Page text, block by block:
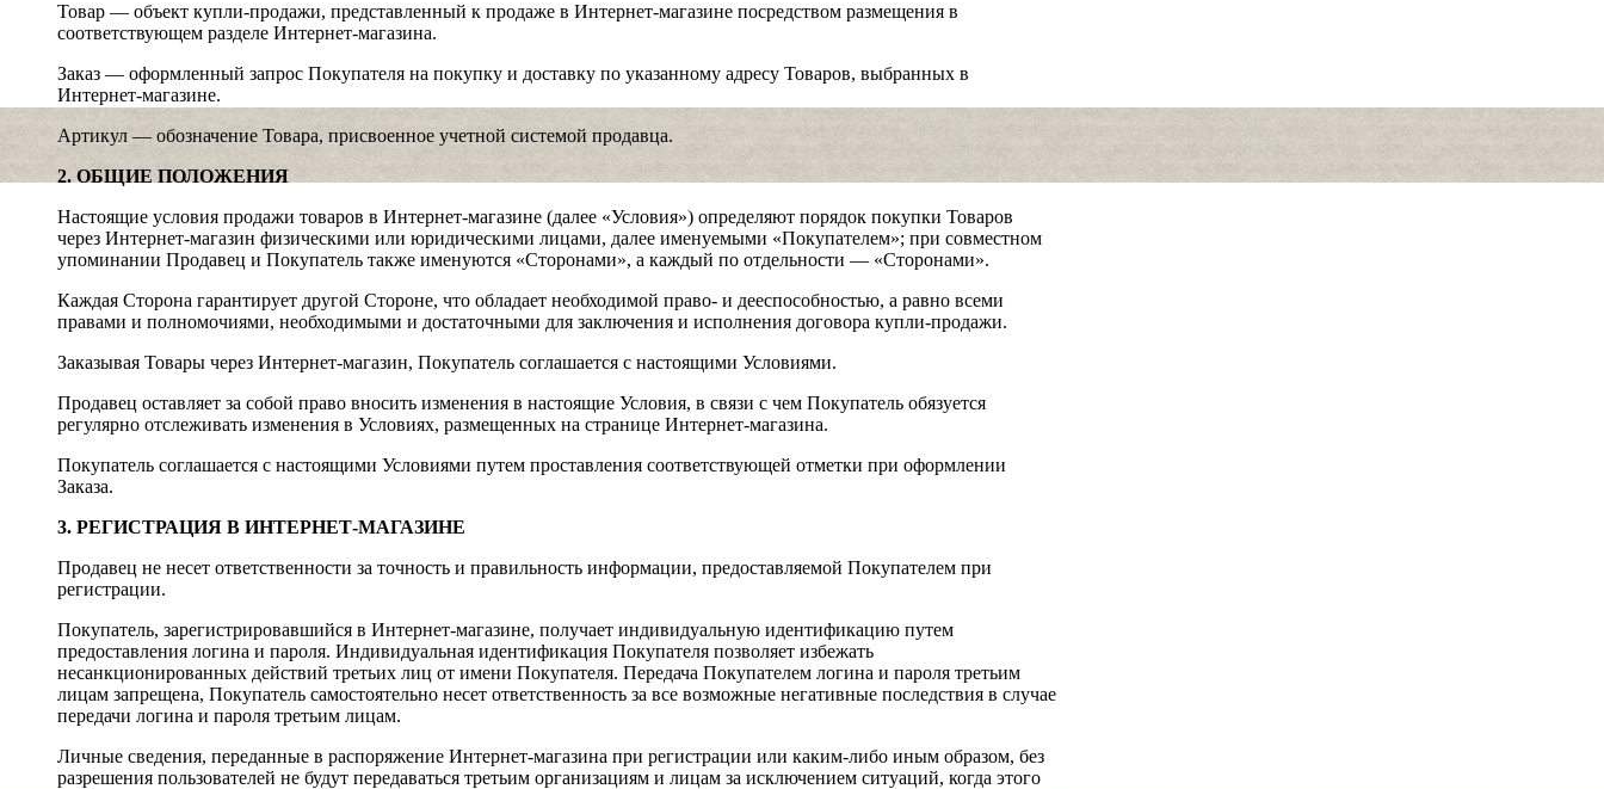
Товар — объект купли-продажи, представленный к продаже в Интернет-магазине посредством размещения в
соответствующем разделе Интернет-магазина.
Заказ — оформленный запрос Покупателя на покупку и доставку по указанному адресу Товаров, выбранных в
Интернет-магазине.
Артикул — обозначение Товара, присвоенное учетной системой продавца.
2. ОБЩИЕ ПОЛОЖЕНИЯ
Настоящие условия продажи товаров в Интернет-магазине (далее «Условия») определяют порядок покупки Товаров
через Интернет-магазин физическими или юридическими лицами, далее именуемыми «Покупателем»; при совместном
упоминании Продавец и Покупатель также именуются «Сторонами», а каждый по отдельности — «Сторонами».
Каждая Сторона гарантирует другой Стороне, что обладает необходимой право- и дееспособностью, а равно всеми
правами и полномочиями, необходимыми и достаточными для заключения и исполнения договора купли-продажи.
Заказывая Товары через Интернет-магазин, Покупатель соглашается с настоящими Условиями.
Продавец оставляет за собой право вносить изменения в настоящие Условия, в связи с чем Покупатель обязуется
регулярно отслеживать изменения в Условиях, размещенных на странице Интернет-магазина.
Покупатель соглашается с настоящими Условиями путем проставления соответствующей отметки при оформлении
Заказа.
3. РЕГИСТРАЦИЯ В ИНТЕРНЕТ-МАГАЗИНЕ
Продавец не несет ответственности за точность и правильность информации, предоставляемой Покупателем при
регистрации.
Покупатель, зарегистрировавшийся в Интернет-магазине, получает индивидуальную идентификацию путем
предоставления логина и пароля. Индивидуальная идентификация Покупателя позволяет избежать
несанкционированных действий третьих лиц от имени Покупателя. Передача Покупателем логина и пароля третьим
лицам запрещена, Покупатель самостоятельно несет ответственность за все возможные негативные последствия в случае
передачи логина и пароля третьим лицам.
Личные сведения, переданные в распоряжение Интернет-магазина при регистрации или каким-либо иным образом, без
разрешения пользователей не будут передаваться третьим организациям и лицам за исключением ситуаций, когда этого